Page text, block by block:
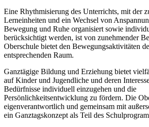
Eine Rhythmisierung des Unterrichts, mit der
Lerneinheiten und ein Wechsel von
Bewegung und Ruhe organisiert sowie
berücksichtigt werden, ist von zunehmender
Oberschule bietet den Bewegungsaktivitäten
entsprechenden Raum.
Ganztägige Bildung und Erziehung bietet
auf Kinder und Jugendliche und deren
Bedürfnisse individuell einzugehen und die
Persönlichkeitsentwicklung zu fördern. Die
eigenverantwortlich und gemeinsam mit
ein Ganztagskonzept als Teil des